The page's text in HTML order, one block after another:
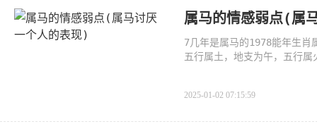
属马的情感弱点(属
7几年是属马的1978能年生肖
五行属土，地支为午，五行
2025-01-02 07:15:59